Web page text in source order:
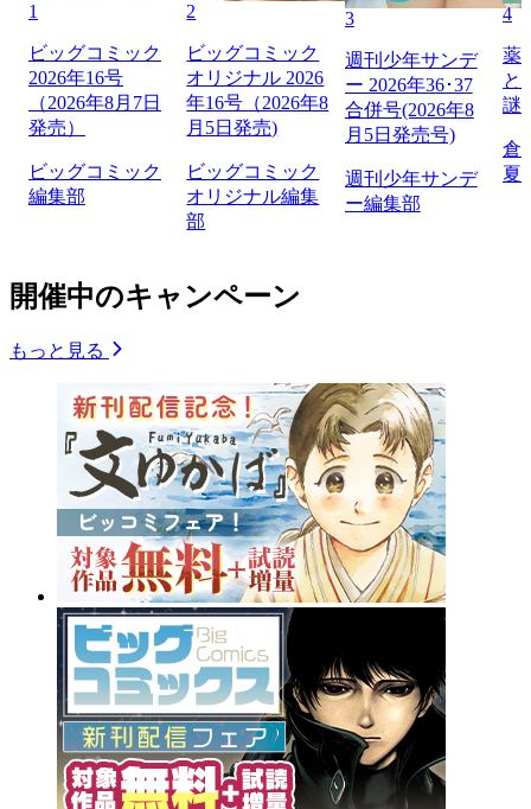
1
ビッグコミック
2026年16号
（2026年8月7日
発売）
ビッグコミック
編集部
2
ビッグコミック
オリジナル 2026
年16号（2026年8
月5日発売)
ビッグコミック
オリジナル編集
部
3
週刊少年サンデ
ー 2026年36･37
合併号(2026年8
月5日発売号)
週刊少年サンデ
ー編集部
4
薬
と
謎
倉
夏
開催中のキャンペーン
もっと見る